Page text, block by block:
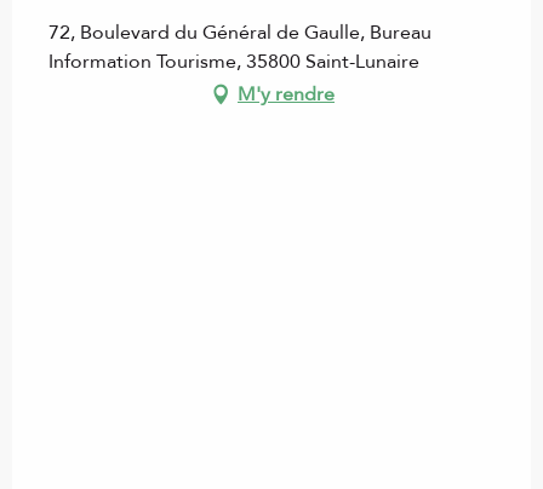
72, Boulevard du Général de Gaulle, Bureau
Information Tourisme, 35800 Saint-Lunaire
M'y rendre